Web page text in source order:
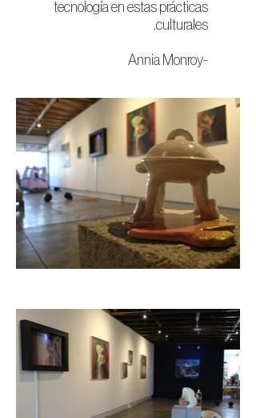
tecnología en estas prácticas
culturales.
-Annia Monroy